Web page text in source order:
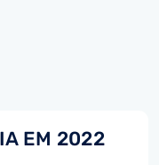
EM 2022